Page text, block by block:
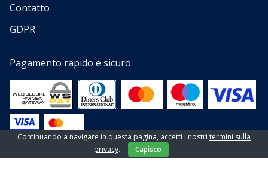
Contatto
GDPR
Pagamento rapido e sicuro
© 2013 — 2023 Tutti i diritti riservati a EL-PI SHOP d.o.o
Continuando a navigare in questa pagina, accetti i nostri termini sulla
privacy. Capisco